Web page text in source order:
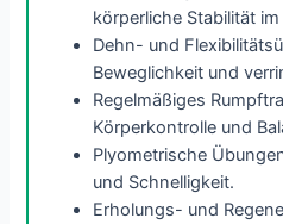
körperliche Stabilität im
Dehn- und
Beweglichkeit und
Regelmäßiges
Körperkontrolle und
Plyometrische
und Schnelligkeit.
Erholungs- und